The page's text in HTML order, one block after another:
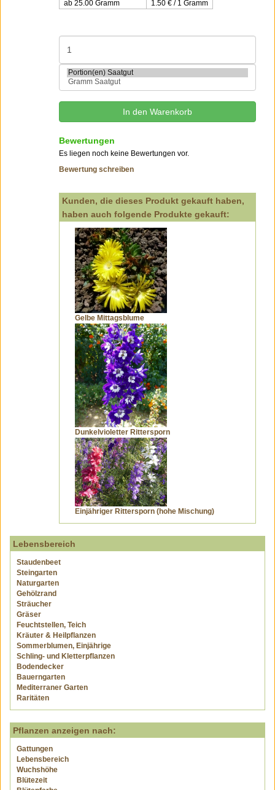
ab 25.00 Gramm 1.50 € / 1 Gramm
Bewertungen
Es liegen noch keine Bewertungen vor.
Bewertung schreiben
Kunden, die dieses Produkt gekauft haben,
haben auch folgende Produkte gekauft:
Gelbe Mittagsblume
Dunkelvioletter Rittersporn
Einjähriger Rittersporn (hohe Mischung)
Lebensbereich
Staudenbeet
Steingarten
Naturgarten
Gehölzrand
Sträucher
Gräser
Feuchtstellen, Teich
Kräuter & Heilpflanzen
Sommerblumen, Einjährige
Schling- und Kletterpflanzen
Bodendecker
Bauerngarten
Mediterraner Garten
Raritäten
Pflanzen anzeigen nach:
Gattungen
Lebensbereich
Wuchshöhe
Blütezeit